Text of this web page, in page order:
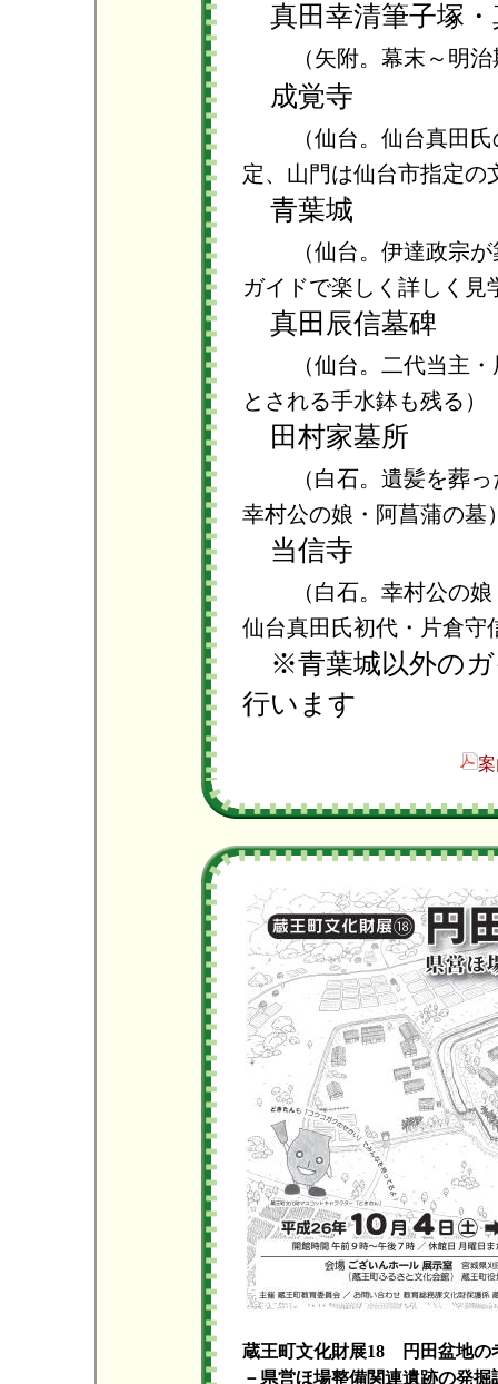
真田幸清筆子塚・
（矢附。幕末～明治
成覚寺
（仙台。仙台真田氏
定、山門は仙台市指定の
青葉城
（仙台。伊達政宗が
ガイドで楽しく詳しく見
真田辰信墓碑
（仙台。二代当主・
とされる手水鉢も残る）
田村家墓所
（白石。遺髪を葬っ
幸村公の娘・阿菖蒲の墓
当信寺
（白石。幸村公の娘
仙台真田氏初代・片倉守
※青葉城以外のガ
行います
蔵王町文化財展18 円田盆地の
－県営ほ場整備関連遺跡の発掘